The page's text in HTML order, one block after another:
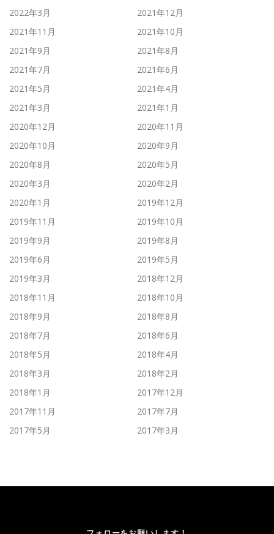
2022年3月
2021年12月
2021年11月
2021年10月
2021年9月
2021年8月
2021年7月
2021年6月
2021年5月
2021年4月
2021年3月
2021年1月
2020年12月
2020年11月
2020年10月
2020年9月
2020年8月
2020年5月
2020年3月
2020年2月
2020年1月
2019年12月
2019年11月
2019年10月
2019年9月
2019年8月
2019年6月
2019年5月
2019年3月
2018年12月
2018年11月
2018年10月
2018年9月
2018年8月
2018年7月
2018年6月
2018年5月
2018年4月
2018年3月
2018年2月
2018年1月
2017年12月
2017年11月
2017年7月
2017年5月
2017年3月